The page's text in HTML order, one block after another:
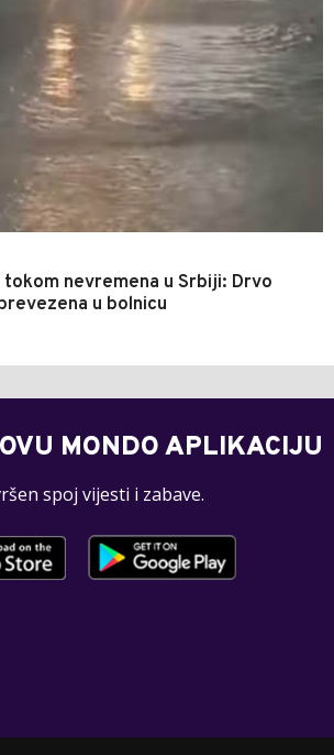
nevremena u Srbiji: Drvo
u bolnicu
MONDO APLIKACIJU
spoj vijesti i zabave.